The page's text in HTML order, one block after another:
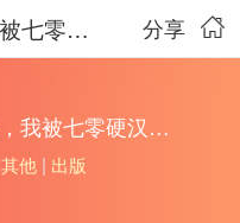
分享
带超市重生，我被七零硬汉宠上天
带超市重生，我被七零硬汉宠上天
其他 | 出版